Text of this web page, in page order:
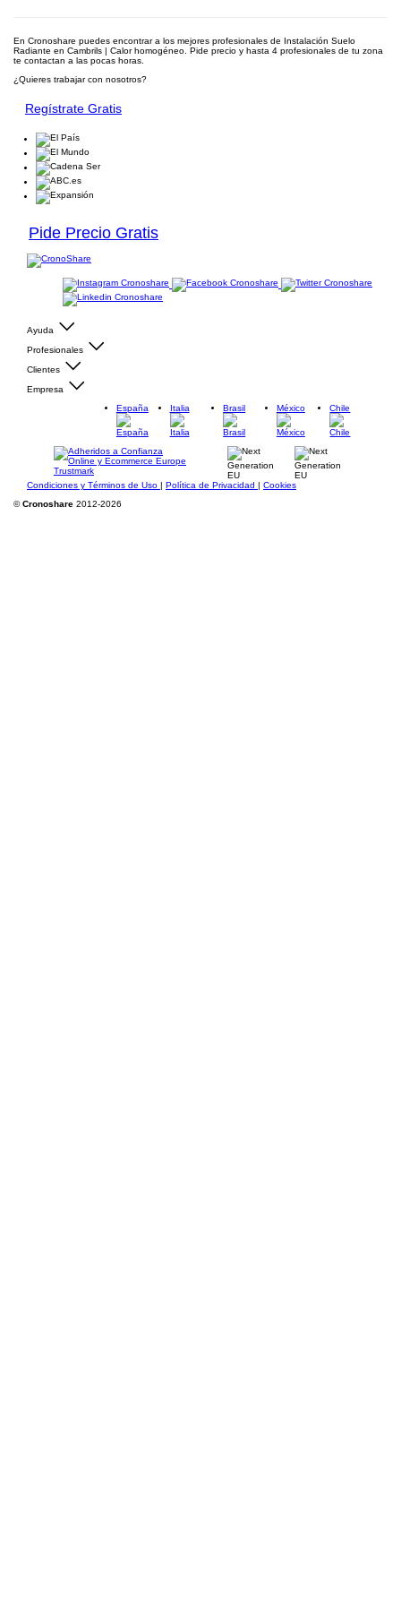
En Cronoshare puedes encontrar a los mejores profesionales de Instalación Suelo
Radiante en Cambrils | Calor homogéneo. Pide precio y hasta 4 profesionales de tu zona
te contactan a las pocas horas.
¿Quieres trabajar con nosotros?
Regístrate Gratis
Pide Precio Gratis
Ayuda
Profesionales
Clientes
Empresa
España
Italia Brasil México Chile
Condiciones y Términos de Uso | Política de Privacidad | Cookies
©Cronoshare 2012-2026